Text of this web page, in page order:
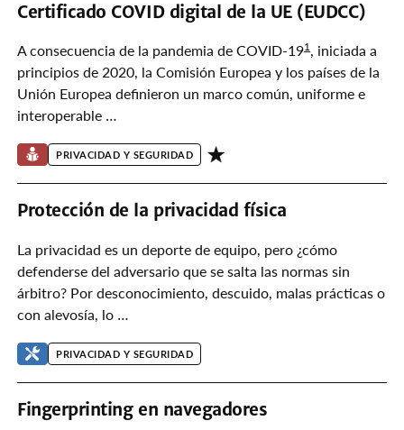
Certificado COVID digital de la UE (EUDCC)
A consecuencia de la pandemia de COVID-191, iniciada a
principios de 2020, la Comisión Europea y los países de la
Unión Europea definieron un marco común, uniforme e
interoperable …
PRIVACIDAD Y SEGURIDAD
Protección de la privacidad física
La privacidad es un deporte de equipo, pero ¿cómo
defenderse del adversario que se salta las normas sin
árbitro? Por desconocimiento, descuido, malas prácticas o
con alevosía, lo …
PRIVACIDAD Y SEGURIDAD
Fingerprinting en navegadores